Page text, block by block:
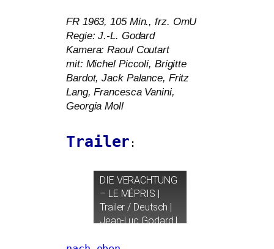
FR1963, 105 Min., frz. OmU
Regie: J.-L. Godard
Kamera: Raoul Coutart
mit: Michel Piccoli, Brigitte
Bardot, Jack Palance, Fritz
Lang, Francesca Vanini,
Georgia Moll
Trailer :
DIE VERACHTUNG
– LE MÉPRIS |
Trailer / Deutsch |
Jean-Luc Godard |